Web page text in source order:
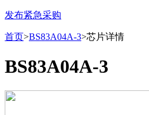
发布紧急采购
首页>BS83A04A-3>芯片详情
BS83A04A-3